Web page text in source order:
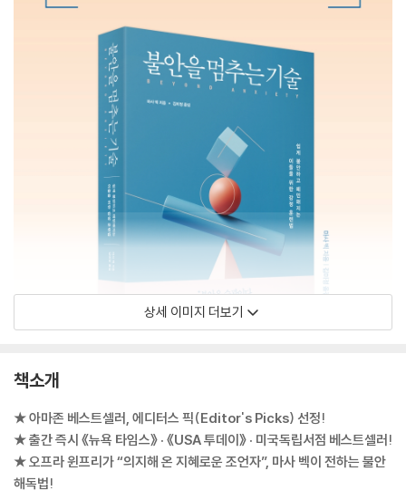
상세 이미지 더보기
책소개
★ 아마존 베스트셀러, 에디터스 픽(Editor's Picks) 선정!
★ 출간 즉시 《뉴욕 타임스》 · 《USA 투데이》 · 미국독립서점 베스트셀러!
★ 오프라 윈프리가 “의지해 온 지혜로운 조언자”, 마사 벡이 전하는 불안
해독법!